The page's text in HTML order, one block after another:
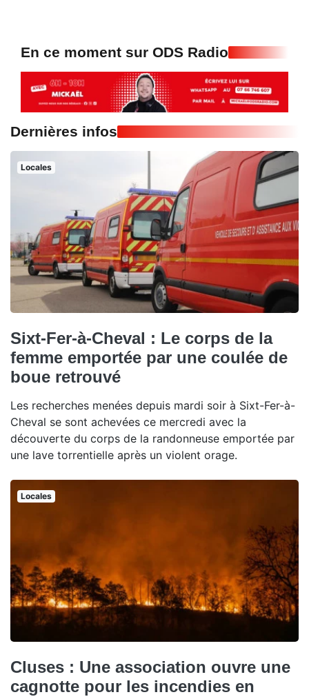
En ce moment sur ODS Radio
Dernières infos
Locales
Sixt-Fer-à-Cheval : Le corps de la
femme emportée par une coulée de
boue retrouvé
Les recherches menées depuis mardi soir à Sixt-Fer-à-
Cheval se sont achevées ce mercredi avec la
découverte du corps de la randonneuse emportée par
une lave torrentielle après un violent orage.
Locales
Cluses : Une association ouvre une
cagnotte pour les incendies en